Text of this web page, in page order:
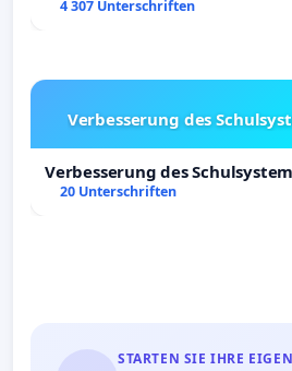
4 307 Unterschriften
Verbesserung des
Verbesserung des
20 Unterschriften
STARTEN SIE IHRE